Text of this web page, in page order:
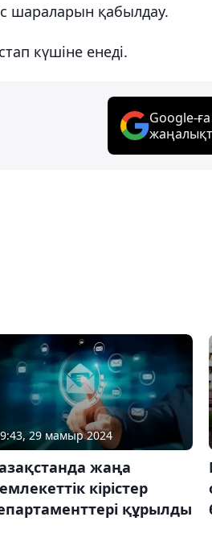
шараларын қабылдау.
күшіне енеді.
Google-
29 мамыр 2024
жаңа
кірістер
құрылды